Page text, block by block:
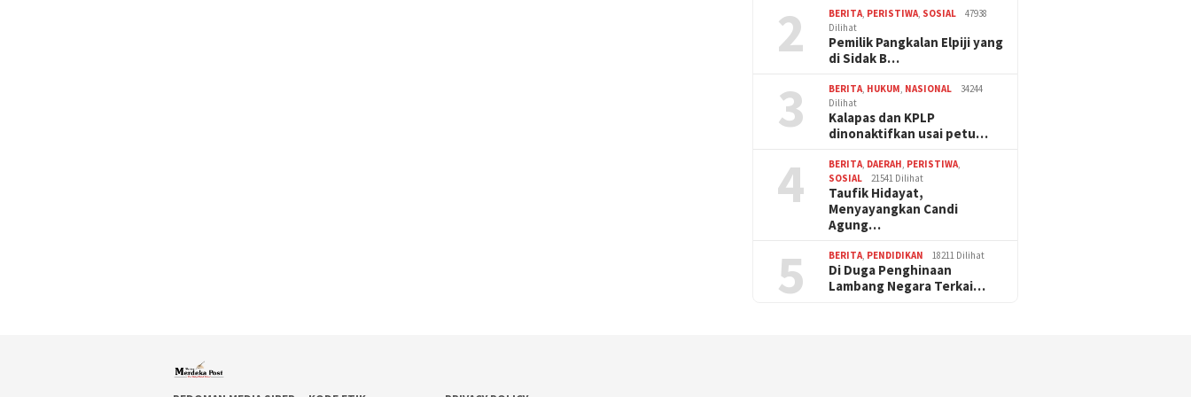
2 BERITA, PERISTIWA, SOSIAL
47938
Dilihat
Pemilik Pangkalan Elpiji yang
di Sidak B…
3 BERITA, HUKUM, NASIONAL
34244
Dilihat
Kalapas dan KPLP
dinonaktifkan usai petu…
4 BERITA, DAERAH, PERISTIWA,
SOSIAL
21541 Dilihat
Taufik Hidayat,
Menyayangkan Candi
Agung…
5 BERITA, PENDIDIKAN 18211 Dilihat
Di Duga Penghinaan
Lambang Negara Terkai…